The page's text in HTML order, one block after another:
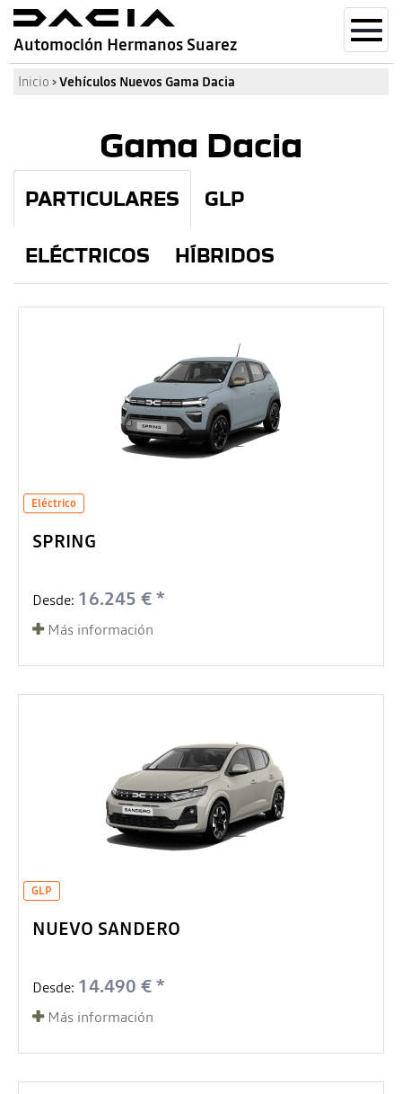
Automoción Hermanos Suarez
Inicio ›Vehículos Nuevos Gama Dacia
Gama Dacia
PARTICULARES GLP
ELÉCTRICOS HÍBRIDOS
Eléctrico
SPRING
Desde: 16.245 € *
Más información
GLP
NUEVO SANDERO
Desde: 14.490 € *
Más información